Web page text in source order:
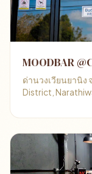
MOODBAR
ด่านวงเวียนยานิง
District,